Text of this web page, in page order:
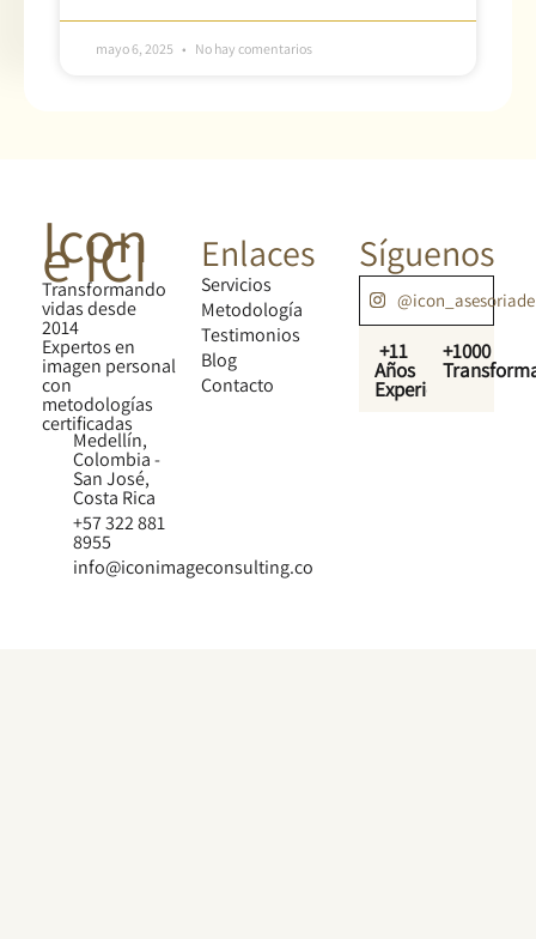
mayo 6, 2025 No hay comentarios
Icon
e ICI
Transformando
vidas desde
2014
Expertos en
imagen personal
con
metodologías
certificadas
Medellín,
Colombia -
San José,
Costa Rica
+57 322 881
8955
info@iconimageconsulting.co
Enlaces
Servicios
Metodología
Testimonios
Blog
Contacto
Síguenos
+11
Años
Experiencia
+1000